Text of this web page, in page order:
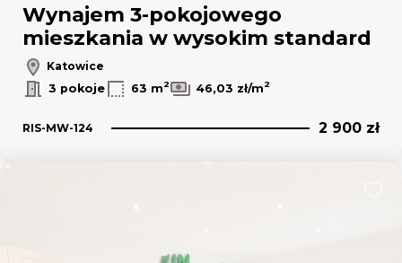
Wynajem 3-pokojowego
mieszkania w wysokim standard
Katowice
3 pokoje
63 m2 46,03 zł/m2
RIS-MW-124 2 900 zł